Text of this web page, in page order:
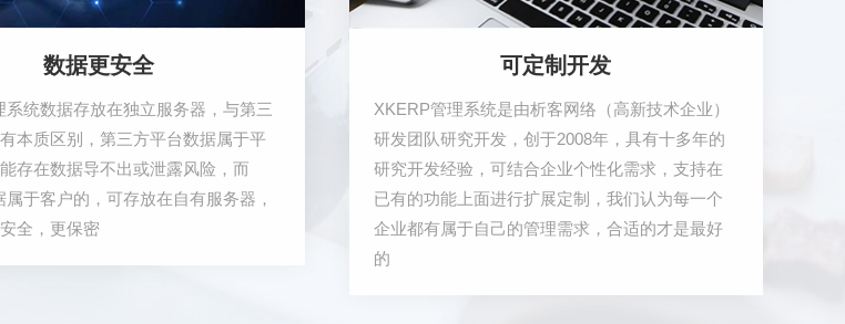
数据更安全
系统数据存放在独立服务器，与第三
本质区别，第三方平台数据属于平
存在数据导不出或泄露风险，而
属于客户的，可存放在自有服务器，
全，更保密
可定制开发
XKERP管理系统是由析客网络（高新技术企业）
研发团队研究开发，创于2008年，具有十多年的
研究开发经验，可结合企业个性化需求，支持在
已有的功能上面进行扩展定制，我们认为每一个
企业都有属于自己的管理需求，合适的才是最好
的